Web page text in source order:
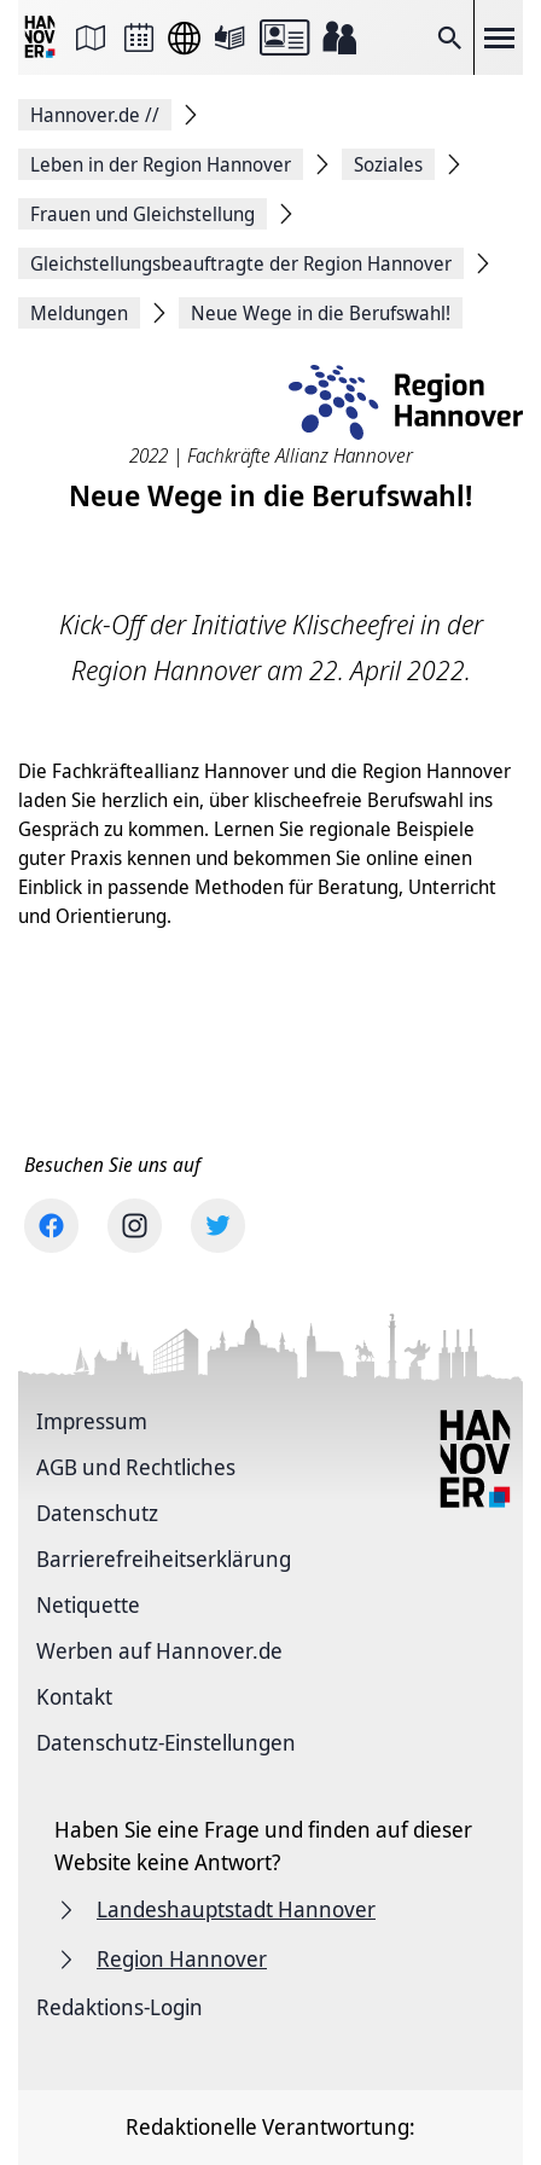
Suche
Seite
Facebook
teilen
Seitenlink
Seite
Hannover.de //
Leben in der Region Hannover
Soziales
Frauen und Gleichstellung
Gleichstellungsbeauftragte der Region Hannover
Meldungen
Neue Wege in die Berufswahl!
2022 | Fachkräfte Allianz Hannover
Neue Wege in die Berufswahl!
Kick-Off der Initiative Klischeefrei in der
Region Hannover am 22. April 2022.
Die Fachkräfteallianz Hannover und die Region Hannover
laden Sie herzlich ein, über klischeefreie Berufswahl ins
Gespräch zu kommen. Lernen Sie regionale Beispiele
guter Praxis kennen und bekommen Sie online einen
Einblick in passende Methoden für Beratung, Unterricht
und Orientierung.
Besuchen Sie uns auf
Impressum
AGB und Rechtliches
Datenschutz
Barriere­freiheits­erklärung
Netiquette
Werben auf Hannover.de
Kontakt
Datenschutz-Einstellungen
Haben Sie eine Frage und finden auf dieser
Website keine Antwort?
Landeshauptstadt Hannover
Region Hannover
Redaktions-Login
Redaktionelle Verantwortung: